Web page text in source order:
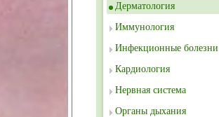
Дерматология
Иммунология
Инфекционные болезни
Кардиология
Нервная система
Органы дыхания